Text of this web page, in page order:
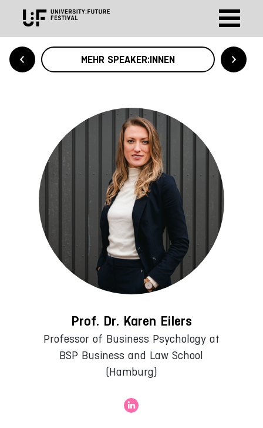
MEHR SPEAKER:INNEN
Prof. Dr. Karen Eilers
Professor of Business Psychology at
BSP Business and Law School
(Hamburg)